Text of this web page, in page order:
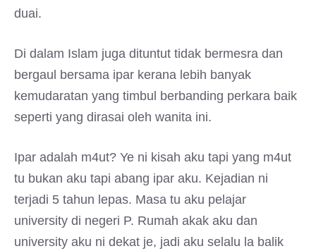
duai.
Di dalam Islam juga dituntut tidak bermesra dan
bergaul bersama ipar kerana lebih banyak
kemudaratan yang timbul berbanding perkara baik
seperti yang dirasai oleh wanita ini.
Ipar adalah m4ut? Ye ni kisah aku tapi yang m4ut
tu bukan aku tapi abang ipar aku. Kejadian ni
terjadi 5 tahun lepas. Masa tu aku pelajar
university di negeri P. Rumah akak aku dan
university aku ni dekat je, jadi aku selalu la balik